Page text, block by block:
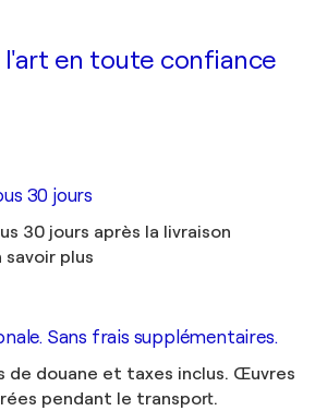
en toute confiance
30 jours
30 jours après la livraison
savoir plus
Sans frais supplémentaires.
de douane et taxes inclus. Œuvres
pendant le transport.